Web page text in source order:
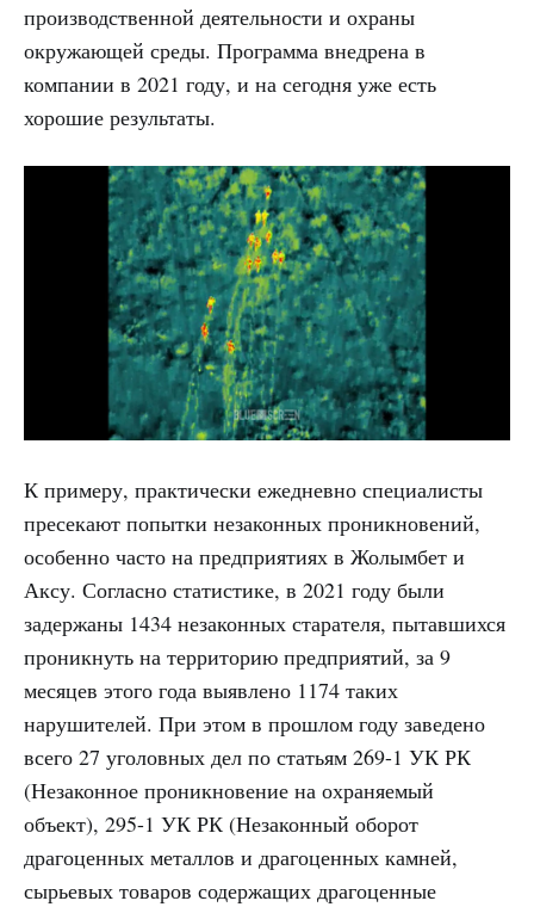
производственной деятельности и охраны
окружающей среды. Программа внедрена в
компании в 2021 году, и на сегодня уже есть
хорошие результаты.
К примеру, практически ежедневно специалисты
пресекают попытки незаконных проникновений,
особенно часто на предприятиях в Жолымбет и
Аксу. Согласно статистике, в 2021 году были
задержаны 1434 незаконных старателя, пытавшихся
проникнуть на территорию предприятий, за 9
месяцев этого года выявлено 1174 таких
нарушителей. При этом в прошлом году заведено
всего 27 уголовных дел по статьям 269-1 УК РК
(Незаконное проникновение на охраняемый
объект), 295-1 УК РК (Незаконный оборот
драгоценных металлов и драгоценных камней,
сырьевых товаров содержащих драгоценные